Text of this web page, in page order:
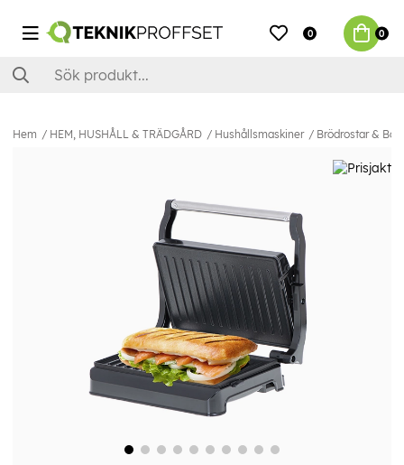
0 0
Hem HEM, HUSHÅLL & TRÄDGÅRD Hushållsmaskiner Brödrostar &